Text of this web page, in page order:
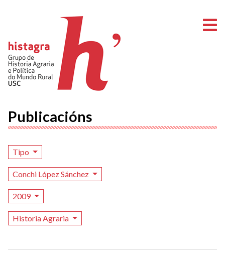
Publicacións
Tipo
Conchi López Sánchez
2009
Historia Agraria